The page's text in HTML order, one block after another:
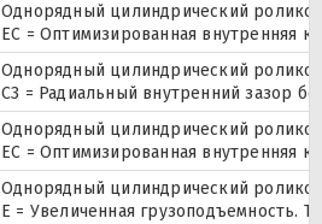
Однорядный цилиндрический
EC = Оптимизированная внутренняя
Однорядный цилиндрический
C3 = Радиальный внутренний зазор
Однорядный цилиндрический
EC = Оптимизированная внутренняя
Однорядный цилиндрический
E = Увеличенная грузоподъемность.